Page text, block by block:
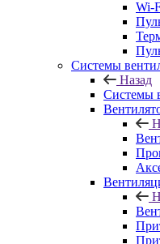
Wi-
Системы
Назад
Системы